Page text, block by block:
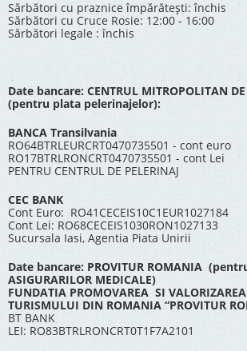
Sărbători cu praznice împărătești: închis
Sărbători cu Cruce Rosie: 12:00 - 16:00
Sărbători legale : închis
Date bancare: CENTRUL MITROPOLITAN DE
(pentru plata pelerinajelor):
BANCA Transilvania
RO64BTRLEURCRT0470735501 - cont euro
RO17BTRLRONCRT0470735501 - cont Lei
PENTRU CENTRUL DE PELERINAJ
CEC BANK
Cont Euro: RO41CECEIS10C1EUR1027184
Cont Lei: RO68CECEIS1030RON1027133
Sucursala Iasi, Agentia Piata Unirii
Date bancare: PROVITUR ROMANIA
ASIGURARILOR MEDICALE)
FUNDATIA PROMOVAREA SI
TURISMULUI DIN ROMANIA “PROVITUR
BT BANK
LEI: RO83BTRLRONCRT0T1F7A2101